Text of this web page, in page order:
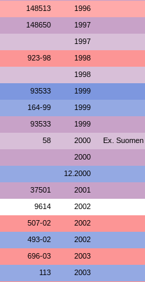
148513 1996
148650 1997
1997
923-98 1998
1998
93533 1999
164-99 1999
93533 1999
58 2000 Ex.
2000
12.2000
37501 2001
9614 2002
507-02 2002
493-02 2002
696-03 2003
113 2003